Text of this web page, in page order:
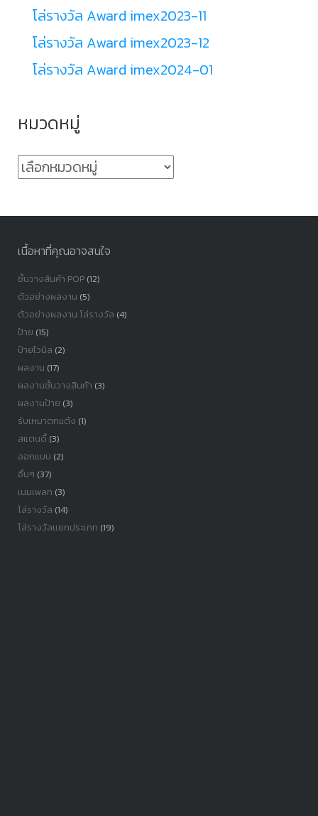
โล่รางวัล Award imex2023-11
โล่รางวัล Award imex2023-12
โล่รางวัล Award imex2024-01
หมวดหมู่
หมวด
เนื้อหาที่คุณอาจสนใจ
ชั้นวางสินค้า POP(12)
ตัวอย่างผลงาน (5)
ตัวอย่างผลงาน โล่รางวัล (4)
ป้าย (15)
ป้ายไวนิล (2)
ผลงาน (17)
ผลงานชั้นวางสินค้า (3)
ผลงานป้าย (3)
รับเหมาตกแต้ง (1)
สแตนดี้(3)
ออกแบบ (2)
อื่นๆ (37)
เนมเพลท (3)
โล่รางวัล (14)
โล่รางวัลเเยกประเภท (19)